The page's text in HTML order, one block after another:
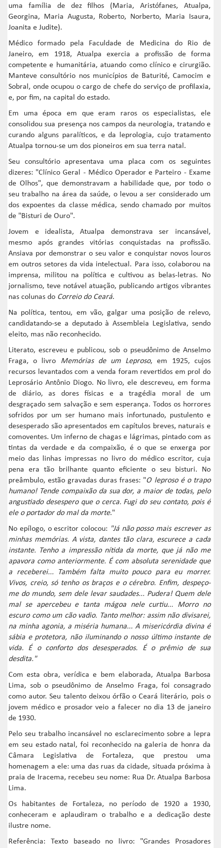
uma família de dez filhos (Maria, Aristófanes, Atualpa,
Georgina, Maria Augusta, Roberto, Norberto, Maria Isaura,
Joanita e Judite).
Médico formado pela Faculdade de Medicina do Rio de
Janeiro, em 1918, Atualpa exercia a profissão de forma
competente e humanitária, atuando como clínico e cirurgião.
Manteve consultório nos municípios de Baturité, Camocim e
Sobral, onde ocupou o cargo de chefe do serviço de profilaxia,
e, por fim, na capital do estado.
Em uma época em que eram raros os especialistas, ele
consolidou sua presença nos campos da neurologia, tratando e
curando alguns paralíticos, e da leprologia, cujo tratamento
Atualpa tornou-se um dos pioneiros em sua terra natal.
Seu consultório apresentava uma placa com os seguintes
dizeres: "Clínico Geral - Médico Operador e Parteiro - Exame
de Olhos", que demonstravam a habilidade que, por todo o
seu trabalho na área da saúde, o levou a ser considerado um
dos expoentes da classe médica, sendo chamado por muitos
de "Bisturi de Ouro".
Jovem e idealista, Atualpa demonstrava ser incansável,
mesmo após grandes vitórias conquistadas na profissão.
Ansiava por demonstrar o seu valor e conquistar novos louros
em outros setores da vida intelectual. Para isso, colaborou na
imprensa, militou na política e cultivou as belas-letras. No
jornalismo, teve notável atuação, publicando artigos vibrantes
nas colunas do Correio do Ceará.
Na política, tentou, em vão, galgar uma posição de relevo,
candidatando-se a deputado à Assembleia Legislativa, sendo
eleito, mas não reconhecido.
Literato, escreveu e publicou, sob o pseudônimo de Anselmo
Fraga, o livro Memórias de um Leproso, em 1925, cujos
recursos levantados com a venda foram revertidos em prol do
Leprosário Antônio Diogo. No livro, ele descreveu, em forma
de diário, as dores físicas e a tragédia moral de um
desgraçado sem salvação e sem esperança. Todos os horrores
sofridos por um ser humano mais infortunado, pustulento e
desesperado são apresentados em capítulos breves, naturais e
comoventes. Um inferno de chagas e lágrimas, pintado com as
tintas da verdade e da compaixão, é o que se enxerga por
meio das linhas impressas no livro do médico escritor, cuja
pena era tão brilhante quanto eficiente o seu bisturi. No
preâmbulo, estão gravadas duras frases: "O leproso é o trapo
humano! Tende compaixão da sua dor, a maior de todas, pelo
angustiado desespero que o cerca. Fugi do seu contato, pois é
ele o portador do mal da morte."
No epílogo, o escritor colocou: "Já não posso mais escrever as
minhas memórias. A vista, dantes tão clara, escurece a cada
instante. Tenho a impressão nítida da morte, que já não me
apavora como anteriormente. É com absoluta serenidade que
a receberei... Também falta muito pouco para eu morrer.
Vivos, creio, só tenho os braços e o cérebro. Enfim, despeço-
me do mundo, sem dele levar saudades... Pudera! Quem dele
mal se apercebeu e tanta mágoa nele curtiu... Morro no
escuro como um cão vadio. Tanto melhor: assim não divisarei,
na minha agonia, a miséria humana... A misericórdia divina é
sábia e protetora, não iluminando o nosso último instante de
vida. É o conforto dos desesperados. É o prêmio de sua
desdita."
Com esta obra, verídica e bem elaborada, Atualpa Barbosa
Lima, sob o pseudônimo de Anselmo Fraga, foi consagrado
como autor. Seu talento deixou órfão o Ceará literário, pois o
jovem médico e prosador veio a falecer no dia 13 de janeiro
de 1930.
Pelo seu trabalho incansável no esclarecimento sobre a lepra
em seu estado natal, foi reconhecido na galeria de honra da
Câmara Legislativa de Fortaleza, que prestou uma
homenagem a ele: uma das ruas da cidade, situada próxima à
praia de Iracema, recebeu seu nome: Rua Dr. Atualpa Barbosa
Lima.
Os habitantes de Fortaleza, no período de 1920 a 1930,
conheceram e aplaudiram o trabalho e a dedicação deste
ilustre nome.
Referência: Texto baseado no livro: "Grandes Prosadores